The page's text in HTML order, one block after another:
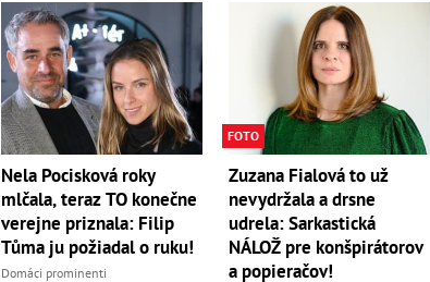
Nela Pocisková roky
mlčala, teraz TO konečne
verejne priznala: Filip
Tůma ju požiadal o ruku!
Domáci prominenti
FOTO
Zuzana Fialová to už
nevydržala a drsne
udrela: Sarkastická
NÁLOŽ pre konšpirátorov
a popieračov!